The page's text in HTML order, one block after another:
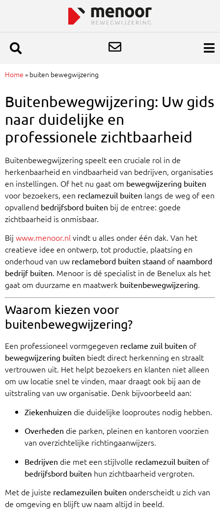
Home » buiten bewegwijzering
Buitenbewegwijzering: Uw gids
naar duidelijke en
professionele zichtbaarheid
Buitenbewegwijzering speelt een cruciale rol in de
herkenbaarheid en vindbaarheid van bedrijven, organisaties
en instellingen. Of het nu gaat om bewegwijzering buiten
voor bezoekers, een reclamezuil buiten langs de weg of een
opvallend bedrijfsbord buiten bij de entree: goede
zichtbaarheid is onmisbaar.
Bij www.menoor.nl vindt u alles onder één dak. Van het
creatieve idee en ontwerp, tot productie, plaatsing en
onderhoud van uw reclamebord buiten staand of naambord
bedrijf buiten. Menoor is dé specialist in de Benelux als het
gaat om duurzame en maatwerk buitenbewegwijzering.
Waarom kiezen voor
buitenbewegwijzering?
Een professioneel vormgegeven reclame zuil buiten of
bewegwijzering buiten biedt direct herkenning en straalt
vertrouwen uit. Het helpt bezoekers en klanten niet alleen
om uw locatie snel te vinden, maar draagt ook bij aan de
uitstraling van uw organisatie. Denk bijvoorbeeld aan:
Ziekenhuizen die duidelijke looproutes nodig hebben.
Overheden die parken, pleinen en kantoren voorzien
van overzichtelijke richtingaanwijzers.
Bedrijven die met een stijlvolle reclamezuil buiten of
bedrijfsbord buiten hun zichtbaarheid vergroten.
Met de juiste reclamezuilen buiten onderscheidt u zich van
de omgeving en blijft uw naam altijd in beeld.